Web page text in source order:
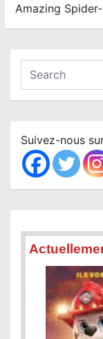
Amazing
a
c
h
Suivez-nous